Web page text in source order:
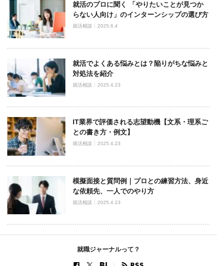
就活のプロに聞く 「やりたいことが見つか
らない人向け」のインターンシップの選び方
就活相談 2025.6.4
就活でよくある悩みとは？陥りがちな悩みと
対処法を紹介
就活相談 2025.4.23
IT業界で評価される志望動機【文系・理系ご
との書き方・例文】
就活相談 2025.4.23
模擬面接と質問例｜プロとの練習方法、身近
な依頼先、一人でのやり方
就活相談 2025.4.23
就職ジャーナルって？